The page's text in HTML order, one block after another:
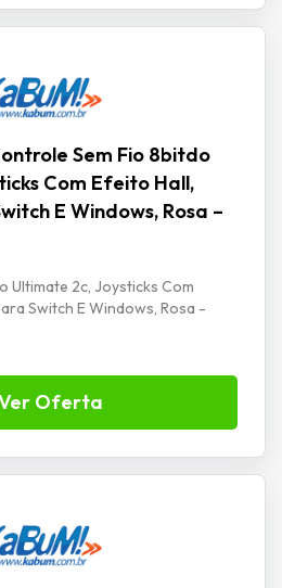
Sem Fio 8bitdo
Com Efeito Hall,
E Windows, Rosa –
Ultimate 2c, Joysticks Com
Switch E Windows, Rosa -
Oferta